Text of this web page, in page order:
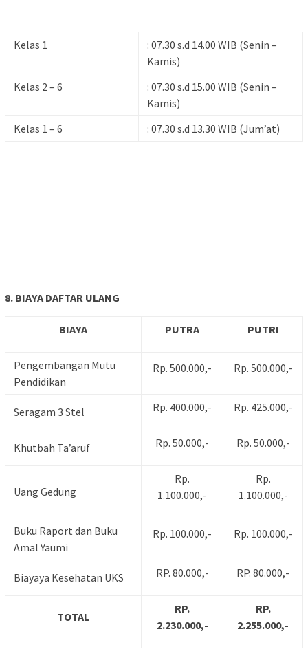
Kelas 1
: 07.30 s.d 14.00 WIB (Senin –
Kamis)
Kelas 2 – 6
: 07.30 s.d 15.00 WIB (Senin –
Kamis)
Kelas 1 – 6
: 07.30 s.d 13.30 WIB (Jum’at)
8. BIAYA DAFTAR ULANG
BIAYA PUTRA PUTRI
Pengembangan Mutu
Pendidikan
Rp. 500.000,- Rp. 500.000,-
Seragam 3 Stel Rp. 400.000,- Rp. 425.000,-
Khutbah Ta’aruf Rp. 50.000,- Rp. 50.000,-
Uang Gedung
Rp.
1.100.000,-
Rp.
1.100.000,-
Buku Raport dan Buku
Amal Yaumi
Rp. 100.000,- Rp. 100.000,-
Biayaya Kesehatan UKS RP. 80.000,- RP. 80.000,-
TOTAL
RP.
2.230.000,-
RP.
2.255.000,-